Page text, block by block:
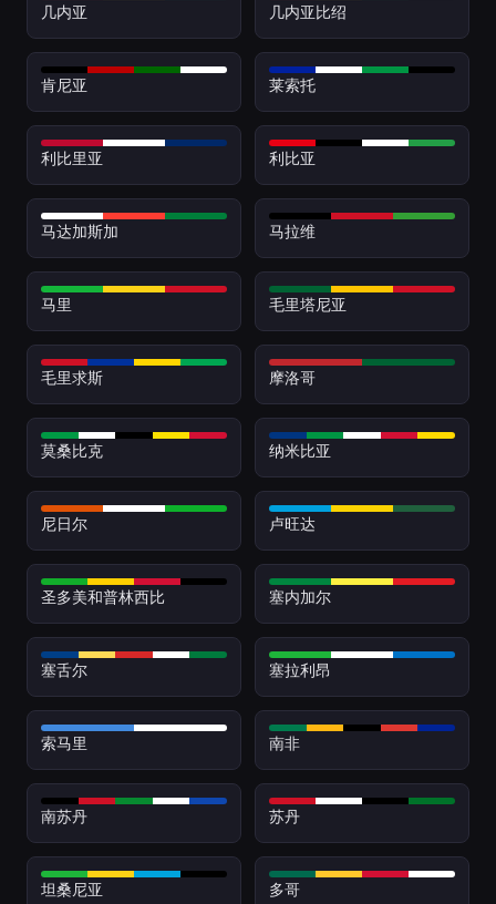
几内亚 几内亚比绍
肯尼亚 莱索托
利比里亚 利比亚
马达加斯加 马拉维
马里 毛里塔尼亚
毛里求斯 摩洛哥
莫桑比克 纳米比亚
尼日尔 卢旺达
圣多美和普林西比 塞内加尔
塞舌尔 塞拉利昂
索马里 南非
南苏丹 苏丹
坦桑尼亚 多哥